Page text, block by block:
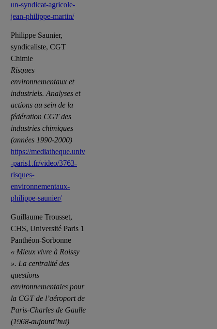
un-syndicat-agricole-
jean-philippe-martin/
Philippe Saunier,
syndicaliste, CGT
Chimie
Risques
environnementaux et
industriels. Analyses et
actions au sein de la
fédération CGT des
industries chimiques
(années 1990-2000)
https://mediatheque.univ
-paris1.fr/video/3763-
risques-
environnementaux-
philippe-saunier/
Guillaume Trousset,
CHS, Université Paris 1
Panthéon-Sorbonne
« Mieux vivre à Roissy
». La centralité des
questions
environnementales pour
la CGT de l’aéroport de
Paris-Charles de Gaulle
(1968-aujourd’hui)